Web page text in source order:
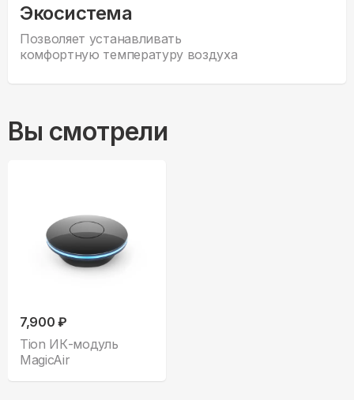
Экосистема
Позволяет устанавливать
комфортную температуру воздуха
Вы смотрели
7,900 ₽
Tion ИК-модуль
MagicAir